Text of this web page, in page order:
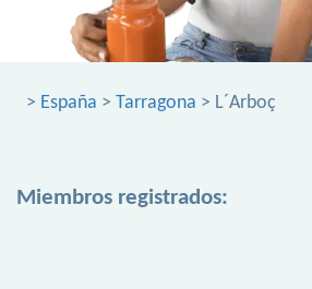
> España > Tarragona > L´Arboç
Miembros registrados: